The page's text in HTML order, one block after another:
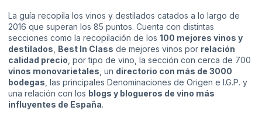
La guía recopila los vinos y destilados catados a lo largo de
2016 que superan los 85 puntos. Cuenta con distintas
secciones como la recopilación de los 100 mejores vinos y
destilados Best In Class de mejores vinos por relación
calidad precio , por tipo de vino, la sección con cerca de 700
vinos monovarietales , un directorio con más de 3000
bodegas , las principales Denominaciones de Origen e I.G.P. y
una relación con los blogs y blogueros de vino más
influyentes de España.